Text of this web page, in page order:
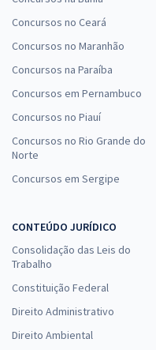
Concursos no Ceará
Concursos no Maranhão
Concursos na Paraíba
Concursos em Pernambuco
Concursos no Piauí
Concursos no Rio Grande do
Norte
Concursos em Sergipe
CONTEÚDO JURÍDICO
Consolidação das Leis do
Trabalho
Constituição Federal
Direito Administrativo
Direito Ambiental